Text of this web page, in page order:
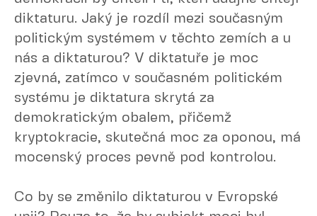
diktaturu. Jaký je rozdíl mezi současným
politickým systémem v těchto zemích a u
nás a diktaturou? V diktatuře je moc
zjevná, zatímco v současném politickém
systému je diktatura skrytá za
demokratickým obalem, přičemž
kryptokracie, skutečná moc za oponou, má
mocenský proces pevně pod kontrolou.
Co by se změnilo diktaturou v Evropské